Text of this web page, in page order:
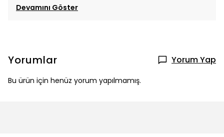
Devamını Göster
Yorumlar Yorum Yap
Bu ürün için henüz yorum yapılmamış.